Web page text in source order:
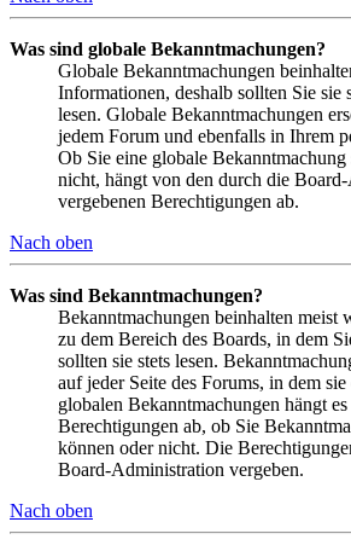
Was sind globale Bekanntmachungen?
Globale Bekanntmachungen
Informationen, deshalb sollten Sie sie
lesen. Globale Bekanntmachungen
jedem Forum und ebenfalls in Ihrem
Ob Sie eine globale
nicht, hängt von den durch die
vergebenen Berechtigungen ab.
Nach oben
Was sind Bekanntmachungen?
Bekanntmachungen beinhalten meist
zu dem Bereich des Boards, in dem
sollten sie stets lesen.
auf jeder Seite des Forums, in dem
globalen Bekanntmachungen hängt
Berechtigungen ab, ob Sie
können oder nicht. Die
Board-Administration vergeben.
Nach oben